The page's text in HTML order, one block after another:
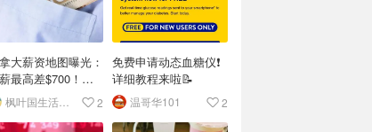
大薪资地图曝光：
最高差$700！你
了吗？💰
2
免费申请动态血糖仪❗️
详细教程来啦📝
温哥华101 2